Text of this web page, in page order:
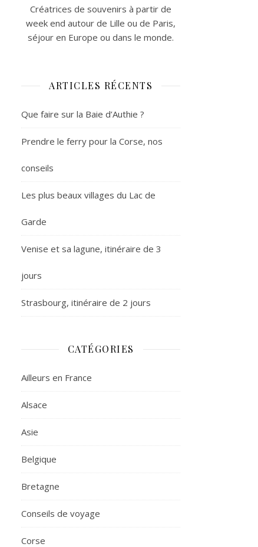
Créatrices de souvenirs à partir de
week end autour de Lille ou de Paris,
séjour en Europe ou dans le monde.
ARTICLES RÉCENTS
Que faire sur la Baie d’Authie ?
Prendre le ferry pour la Corse, nos
conseils
Les plus beaux villages du Lac de
Garde
Venise et sa lagune, itinéraire de 3
jours
Strasbourg, itinéraire de 2 jours
CATÉGORIES
Ailleurs en France
Alsace
Asie
Belgique
Bretagne
Conseils de voyage
Corse